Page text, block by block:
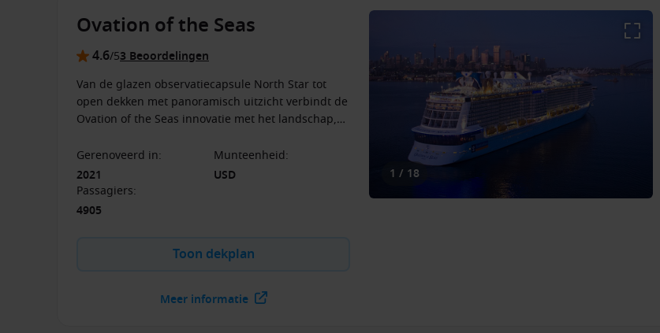
1 / 18
Ovation of the Seas
4.6/53 Beoordelingen
Van de glazen observatiecapsule North Star tot
open dekken met panoramisch uitzicht verbindt de
Ovation of the Seas innovatie met het landschap,
sterk wordt bepaald door de bestemming als door
het schip zelf.
Gerenoveerd in:
2021
Munteenheid:
USD
Passagiers:
4905
Toon dekplan
Meer informatie